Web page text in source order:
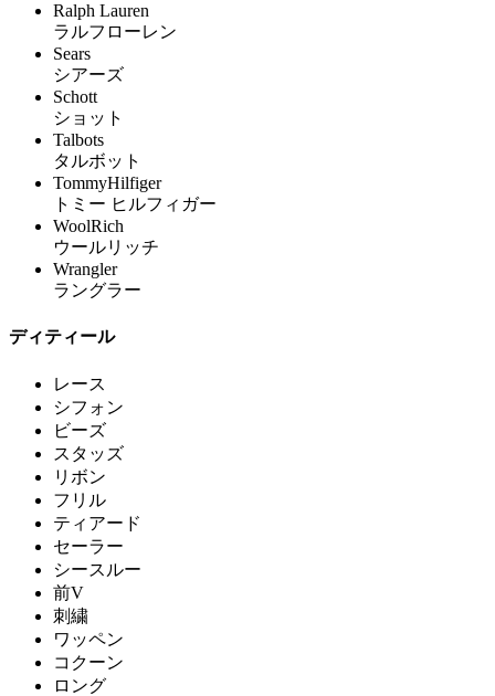
Ralph Lauren
ラルフローレン
Sears
シアーズ
Schott
ショット
Talbots
タルボット
TommyHilfiger
トミー ヒルフィガー
WoolRich
ウールリッチ
Wrangler
ラングラー
ディティール
レース
シフォン
ビーズ
スタッズ
リボン
フリル
ティアード
セーラー
シースルー
前V
刺繍
ワッペン
コクーン
ロング